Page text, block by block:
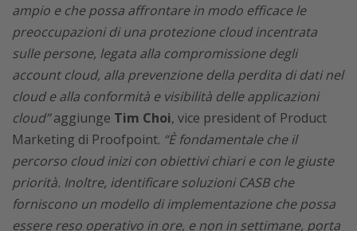
ampio e che possa affrontare in modo efficace le
preoccupazioni di una protezione cloud incentrata
sulle persone, legata alla compromissione degli
account cloud, alla prevenzione della perdita di dati nel
cloud e alla conformità e visibilità delle applicazioni
cloud”aggiunge Tim Choi, vice president of Product
Marketing di Proofpoint. “È fondamentale che il
percorso cloud inizi con obiettivi chiari e con le giuste
priorità. Inoltre, identificare soluzioni CASB che
forniscono un modello di implementazione che possa
essere reso operativo in ore, e non in settimane, porta